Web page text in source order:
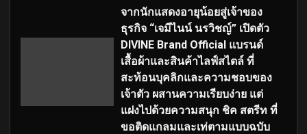
จากนักแสดงอายุน้อยสู่เจ้าของ
ธุรกิจ “เจมีไนน์ นรวิชญ์” เปิดตัว
DIVINE Brand Official แบรนด์
เสื้อผ้าและสินค้าไลฟ์สไตล์ ที่
สะท้อนบุคลิกและความชอบของ
เจ้าตัว ผสานความเรียบง่าย แต่
แฝงไปด้วยความสนุก ชิค สตรีท ที่
ขอติดแกลมและเท่ตามแบบฉบับ